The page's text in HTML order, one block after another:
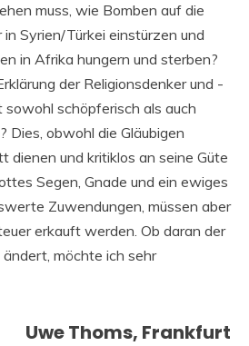
muss, wie Bomben auf die
in Syrien/Türkei einstürzen und
in Afrika hungern und sterben?
der Religionsdenker und -
schöpferisch als auch
Dies, obwohl die Gläubigen
dienen und kritiklos an seine Güte
Segen, Gnade und ein ewiges
Zuwendungen, müssen aber
erkauft werden. Ob daran der
möchte ich sehr
Uwe Thoms, Frankfurt